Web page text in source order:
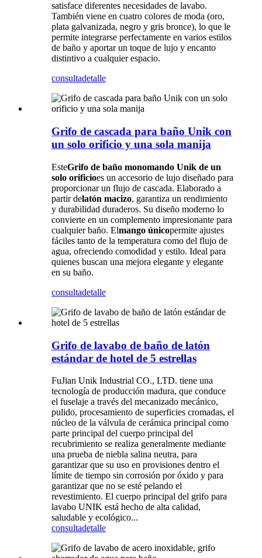
satisface diferentes necesidades de lavabo.
También viene en cuatro colores de moda (oro,
plata galvanizada, negro y gris bronce), lo que le
permite integrarse perfectamente en varios estilos
de baño y aportar un toque de lujo y encanto
distintivo a cualquier espacio.
consultadetalle
Grifo de cascada para baño Unik con
un solo orificio y una sola manija
EsteGrifo de baño monomando Unik de un
solo orificioes un accesorio de lujo diseñado para
proporcionar un flujo de cascada. Elaborado a
partir delatón macizo, garantiza un rendimiento
y durabilidad duraderos. Su diseño moderno lo
convierte en un complemento impresionante para
cualquier baño. Elmango únicopermite ajustes
fáciles tanto de la temperatura como del flujo de
agua, ofreciendo comodidad y estilo. Ideal para
quienes buscan una mejora elegante y elegante
en su baño.
consultadetalle
Grifo de lavabo de baño de latón
estándar de hotel de 5 estrellas
FuJian Unik Industrial CO., LTD. tiene una
tecnología de producción madura, que conduce
el fuselaje a través del mecanizado mecánico,
pulido, procesamiento de superficies cromadas, el
núcleo de la válvula de cerámica principal como
parte principal del cuerpo principal del
recubrimiento se realiza generalmente mediante
una prueba de niebla salina neutra, para
garantizar que su uso en provisiones dentro el
límite de tiempo sin corrosión por óxido y para
garantizar que no se esté pelando el
revestimiento. El cuerpo principal del grifo para
lavabo UNIK está hecho de alta calidad,
saludable y ecológico...
consultadetalle